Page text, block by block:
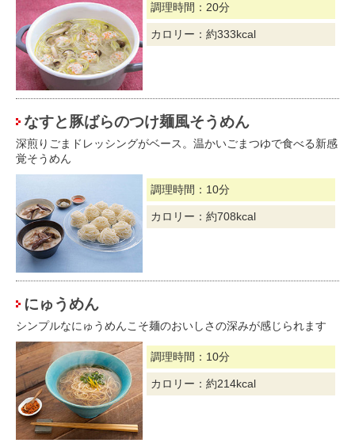
調理時間：20分
カロリー：約333kcal
なすと豚ばらのつけ麺風そうめん
深煎りごまドレッシングがベース。温かいごまつゆで食べる新感
覚そうめん
調理時間：10分
カロリー：約708kcal
にゅうめん
シンプルなにゅうめんこそ麺のおいしさの深みが感じられます
調理時間：10分
カロリー：約214kcal